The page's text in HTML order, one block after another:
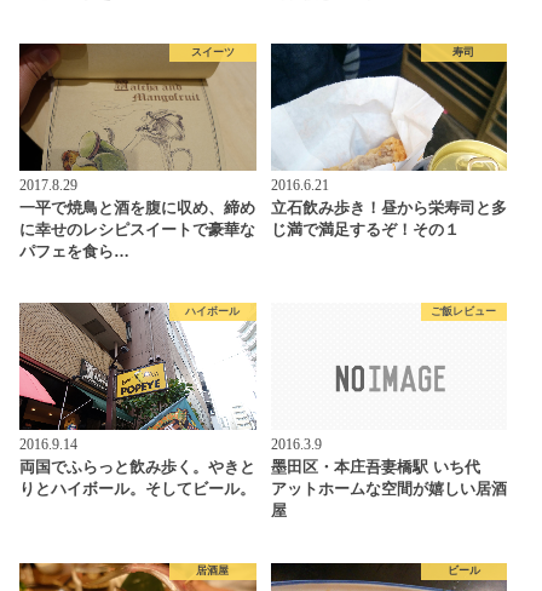
スイーツ
2017.8.29
一平で焼鳥と酒を腹に収め、締め
に幸せのレシピスイートで豪華な
パフェを食ら…
寿司
2016.6.21
立石飲み歩き！昼から栄寿司と多
じ満で満足するぞ！その１
ハイボール
2016.9.14
両国でふらっと飲み歩く。やきと
りとハイボール。そしてビール。
ご飯レビュー
2016.3.9
墨田区・本庄吾妻橋駅 いち代
アットホームな空間が嬉しい居酒
屋
居酒屋 ビール